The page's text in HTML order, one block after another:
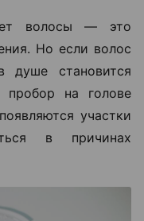
волосы — это
Но если волос
душе становится
пробор на голове
участки
в причинах